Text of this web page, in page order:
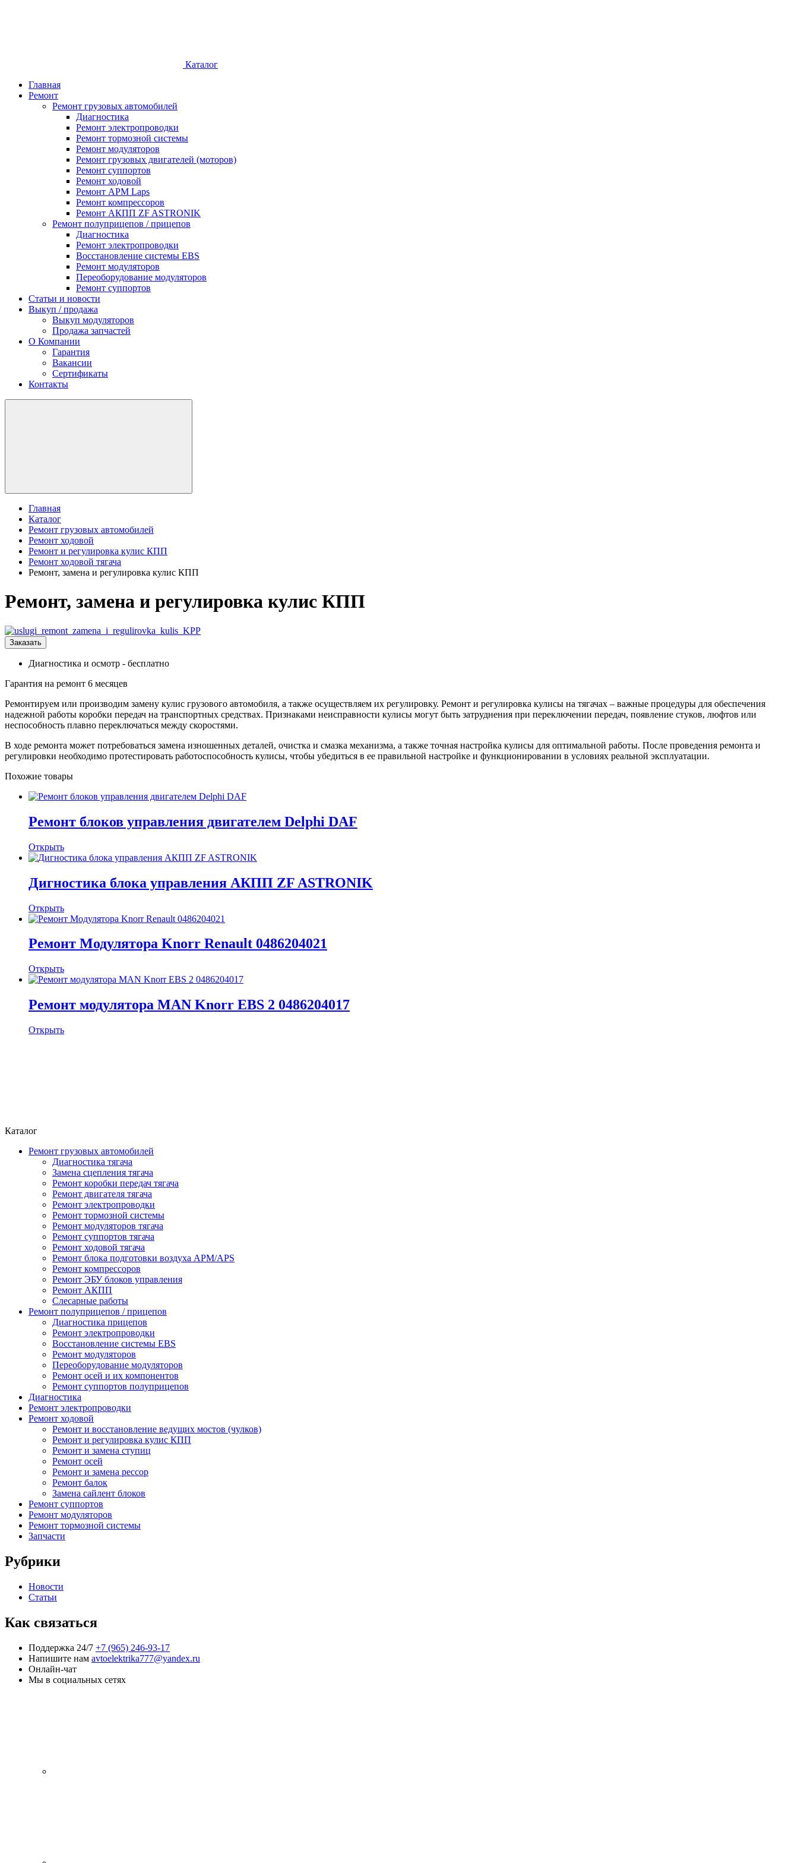
Каталог
Главная
Ремонт
Ремонт грузовых автомобилей
Диагностика
Ремонт электропроводки
Ремонт тормозной системы
Ремонт модуляторов
Ремонт грузовых двигателей (моторов)
Ремонт суппортов
Ремонт ходовой
Ремонт APM Laps
Ремонт компрессоров
Ремонт АКПП ZF ASTRONIK
Ремонт полуприцепов / прицепов
Диагностика
Ремонт электропроводки
Восстановление системы EBS
Ремонт модуляторов
Переоборудование модуляторов
Ремонт суппортов
Статьи и новости
Выкуп / продажа
Выкуп модуляторов
Продажа запчастей
О Компании
Гарантия
Вакансии
Сертификаты
Контакты
Главная
Каталог
Ремонт грузовых автомобилей
Ремонт ходовой
Ремонт и регулировка кулис КПП
Ремонт ходовой тягача
Ремонт, замена и регулировка кулис КПП
Ремонт, замена и регулировка кулис КПП
Заказать
Диагностика и осмотр - бесплатно
Гарантия на ремонт 6 месяцев
Ремонтируем или производим замену кулис грузового автомобиля, а также осуществляем их регулировку. Ремонт и регулировка кулисы на тягачах – важные процедуры для обеспечения
надежной работы коробки передач на транспортных средствах. Признаками неисправности кулисы могут быть затруднения при переключении передач, появление стуков, люфтов или
неспособность плавно переключаться между скоростями.
В ходе ремонта может потребоваться замена изношенных деталей, очистка и смазка механизма, а также точная настройка кулисы для оптимальной работы. После проведения ремонта и
регулировки необходимо протестировать работоспособность кулисы, чтобы убедиться в ее правильной настройке и функционировании в условиях реальной эксплуатации.
Похожие товары
Ремонт блоков управления двигателем Delphi DAF
Открыть
Дигностика блока управления АКПП ZF ASTRONIK
Открыть
Ремонт Модулятора Knorr Renault 0486204021
Открыть
Ремонт модулятора MAN Knorr EBS 2 0486204017
Открыть
Каталог
Ремонт грузовых автомобилей
Диагностика тягача
Замена сцепления тягача
Ремонт коробки передач тягача
Ремонт двигателя тягача
Ремонт электропроводки
Ремонт тормозной системы
Ремонт модуляторов тягача
Ремонт суппортов тягача
Ремонт ходовой тягача
Ремонт блока подготовки воздуха APM/APS
Ремонт компрессоров
Ремонт ЭБУ блоков управления
Ремонт АКПП
Слесарные работы
Ремонт полуприцепов / прицепов
Диагностика прицепов
Ремонт электропроводки
Восстановление системы EBS
Ремонт модуляторов
Переоборудование модуляторов
Ремонт осей и их компонентов
Ремонт суппортов полуприцепов
Диагностика
Ремонт электропроводки
Ремонт ходовой
Ремонт и восстановление ведущих мостов (чулков)
Ремонт и регулировка кулис КПП
Ремонт и замена ступиц
Ремонт осей
Ремонт и замена рессор
Ремонт балок
Замена сайлент блоков
Ремонт суппортов
Ремонт модуляторов
Ремонт тормозной системы
Запчасти
Рубрики
Новости
Статьи
Как связаться
Поддержка 24/7 +7 (965) 246-93-17
Напишите нам avtoelektrika777@yandex.ru
Онлайн-чат
Мы в социальных сетях